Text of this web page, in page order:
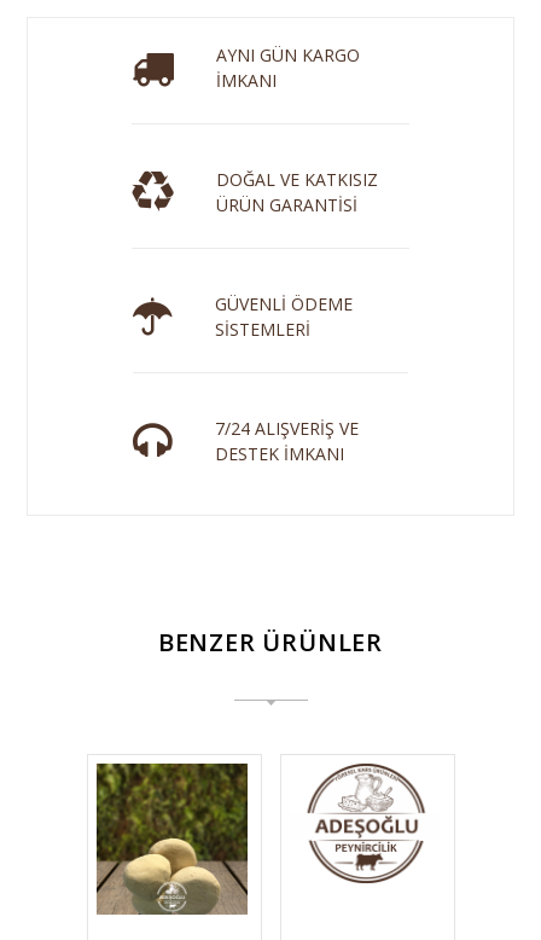
AYNI GÜN KARGO
İMKANI
DOĞAL VE KATKISIZ
ÜRÜN GARANTİSİ
GÜVENLİ ÖDEME
SİSTEMLERİ
7/24 ALIŞVERİŞ VE
DESTEK İMKANI
BENZER ÜRÜNLER